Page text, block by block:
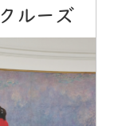
ルーズ